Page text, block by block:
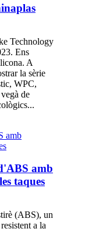
Technology
Ens
A
la sèrie
WPC,
de
amb
taques
(ABS), un
a la